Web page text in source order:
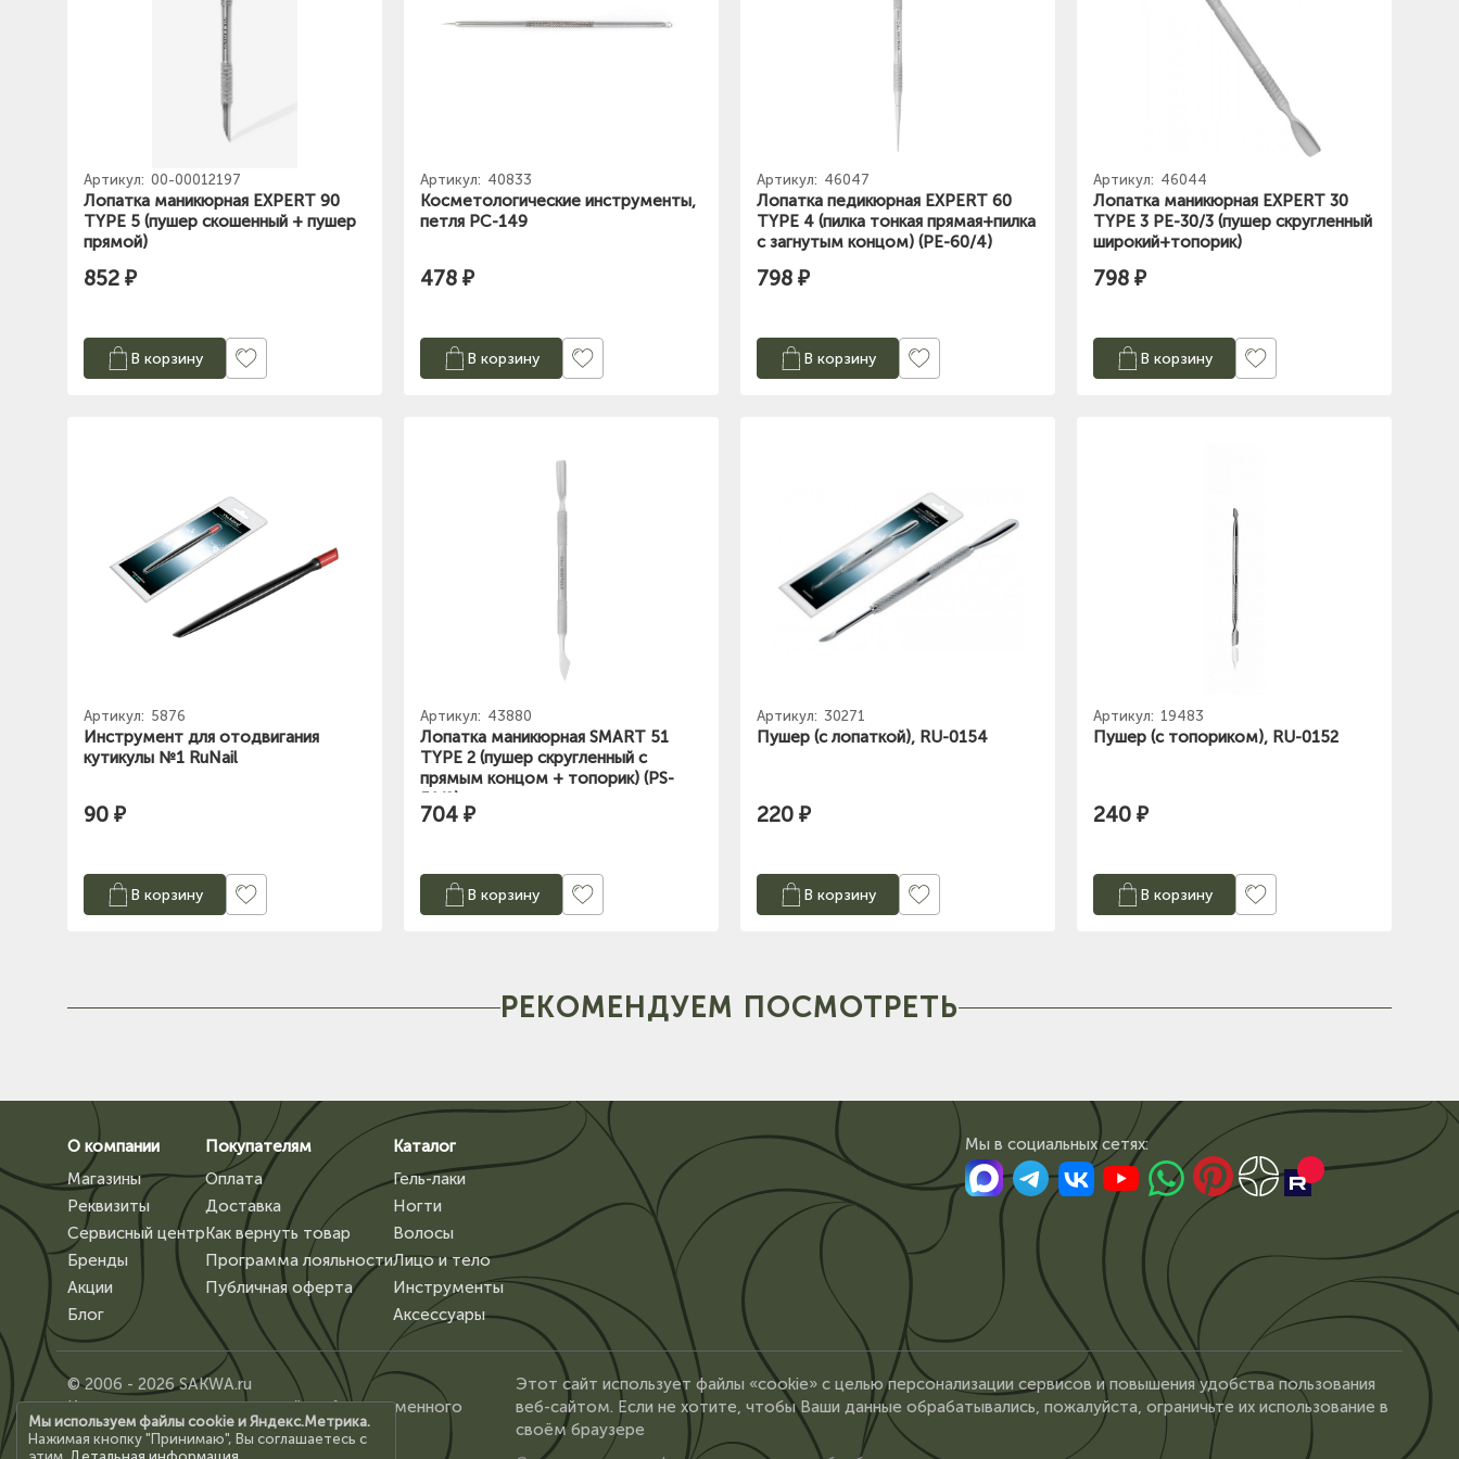
Артикул: 00-00012197
Лопатка маникюрная EXPERT 90
TYPE 5 (пушер скошенный + пушер
прямой)
852 ₽
В корзину
Артикул: 40833
Косметологические инструменты,
петля PC-149
478 ₽
В корзину
Артикул: 46047
Лопатка педикюрная EXPERT 60
TYPE 4 (пилка тонкая прямая+пилка
с загнутым концом) (PE-60/4)
798 ₽
В корзину
Артикул: 46044
Лопатка маникюрная EXPERT 30
TYPE 3 PE-30/3 (пушер скругленный
широкий+топорик)
798 ₽
В корзину
Артикул: 5876
Инструмент для отодвигания
кутикулы №1 RuNail
90 ₽
В корзину
Артикул: 43880
Лопатка маникюрная SMART 51
TYPE 2 (пушер скругленный с
прямым концом + топорик) (PS-
704 ₽
В корзину
Артикул: 30271
Пушер (с лопаткой), RU-0154
220 ₽
В корзину
Артикул: 19483
Пушер (с топориком), RU-0152
240 ₽
В корзину
РЕКОМЕНДУЕМ ПОСМОТРЕТЬ
О компании
Магазины
Реквизиты
Сервисный центр
Бренды
Акции
Блог
Покупателям
Оплата
Доставка
Как вернуть товар
Программа лояльности
Публичная оферта
Каталог
Гель-лаки
Ногти
Волосы
Лицо и тело
Инструменты
Аксессуары
Мы в сoциальных сетях:
© 2006 - 2026 SAKWA.ru
Копирование материалов сайта, без письменного
разрешения владельца, запрещено.
Этот сайт использует файлы «cookie» с целью персонализации сервисов и повышения удобства пользования
веб-сайтом. Если не хотите, чтобы Ваши данные обрабатывались, пожалуйста, ограничьте их использование в
своём браузере
Мы используем файлы cookie и Яндекс.Метрика.
Нажимая кнопку "Принимаю", Вы соглашаетесь с